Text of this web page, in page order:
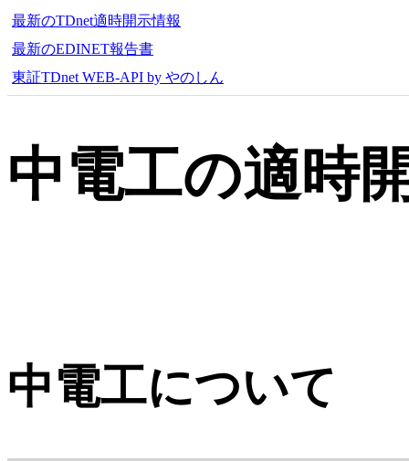
最新のTDnet適時開示情報
最新のEDINET報告書
東証TDnet WEB-API by やのしん
中電工の適時
中電工について